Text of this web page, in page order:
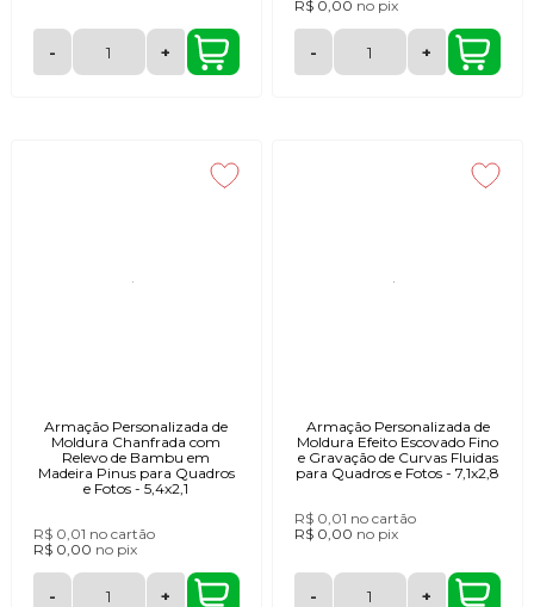
- +
R$ 0,00 no pix
- +
Armação Personalizada de
Moldura Chanfrada com
Relevo de Bambu em
Madeira Pinus para Quadros
e Fotos - 5,4x2,1
R$ 0,01 no cartão
R$ 0,00 no pix
- +
Armação Personalizada de
Moldura Efeito Escovado Fino
e Gravação de Curvas Fluidas
para Quadros e Fotos - 7,1x2,8
R$ 0,01 no cartão
R$ 0,00 no pix
- +